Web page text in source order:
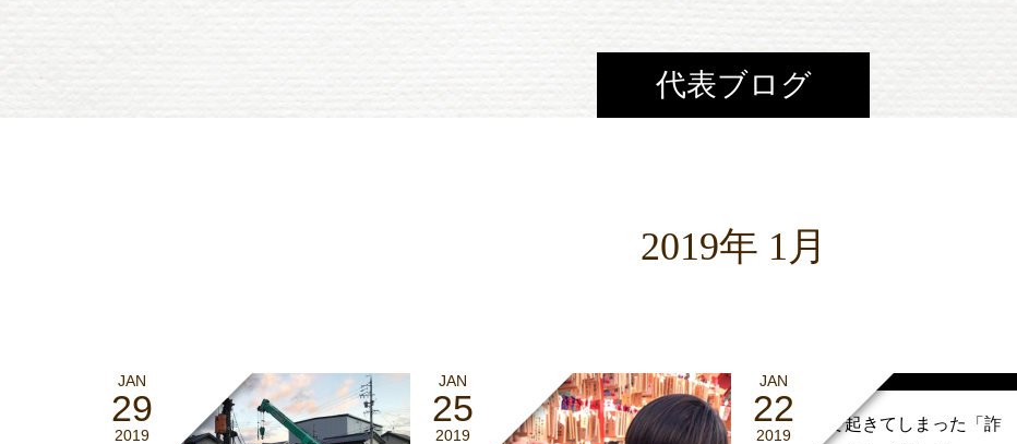
代表ブログ
2019年 1月
JAN
29
2019
JAN
25
2019
JAN
22
2019
地元長野で起きてしまった「詐